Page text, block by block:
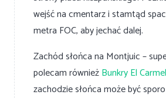
wejść na cmentarz i stamtąd
metra FOC, aby jechać dalej.
Zachód słońca na Montjuic –
polecam równieżBunkry El Carmel
zachodzie słońca może być